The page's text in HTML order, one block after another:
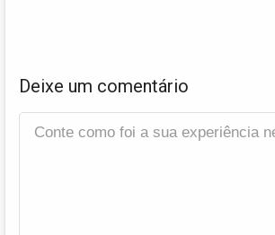
Deixe um comentário